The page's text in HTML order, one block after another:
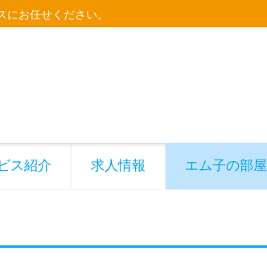
お任せください。
ス紹介 求人情報 エム子の部屋